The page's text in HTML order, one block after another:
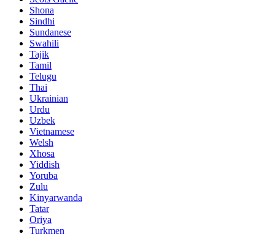
Shona
Sindhi
Sundanese
Swahili
Tajik
Tamil
Telugu
Thai
Ukrainian
Urdu
Uzbek
Vietnamese
Welsh
Xhosa
Yiddish
Yoruba
Zulu
Kinyarwanda
Tatar
Oriya
Turkmen